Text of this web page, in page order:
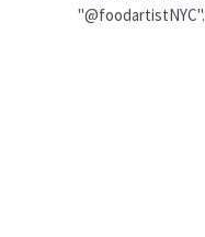
"@foodartistNYC".